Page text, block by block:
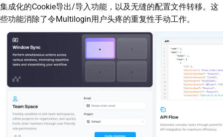
集成化的Cookie导出/导入功能，以及无缝的配置文件转移。这
些功能消除了令Multilogin用户头疼的重复性手动工作。